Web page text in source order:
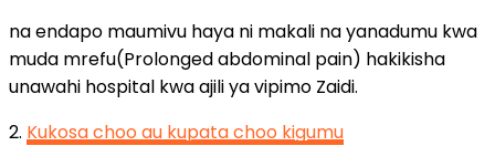
na endapo maumivu haya ni makali na yanadumu kwa
muda mrefu(Prolonged abdominal pain) hakikisha
unawahi hospital kwa ajili ya vipimo Zaidi.
2. Kukosa choo au kupata choo kigumu